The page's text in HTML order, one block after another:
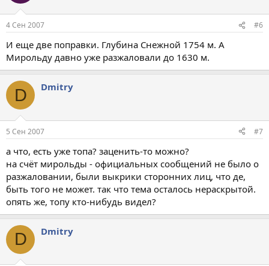
4 Сен 2007 #6
И еще две поправки. Глубина Снежной 1754 м. А
Мирольду давно уже разжаловали до 1630 м.
D Dmitry
5 Сен 2007 #7
а что, есть уже топа? заценить-то можно?
на счёт мирольды - официальных сообщений не было о
разжаловании, были выкрики сторонних лиц, что де,
быть того не может. так что тема осталось нераскрытой.
опять же, топу кто-нибудь видел?
D Dmitry